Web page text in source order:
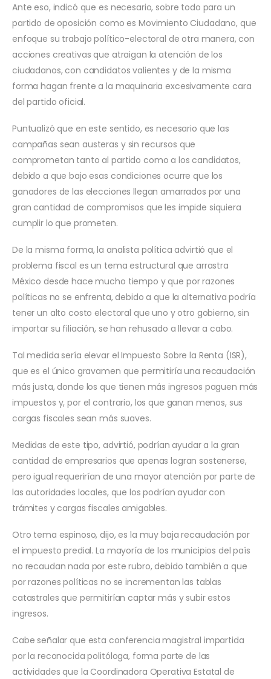
Ante eso, indicó que es necesario, sobre todo para un
partido de oposición como es Movimiento Ciudadano, que
enfoque su trabajo político-electoral de otra manera, con
acciones creativas que atraigan la atención de los
ciudadanos, con candidatos valientes y de la misma
forma hagan frente a la maquinaria excesivamente cara
del partido oficial.
Puntualizó que en este sentido, es necesario que las
campañas sean austeras y sin recursos que
comprometan tanto al partido como a los candidatos,
debido a que bajo esas condiciones ocurre que los
ganadores de las elecciones llegan amarrados por una
gran cantidad de compromisos que les impide siquiera
cumplir lo que prometen.
De la misma forma, la analista política advirtió que el
problema fiscal es un tema estructural que arrastra
México desde hace mucho tiempo y que por razones
políticas no se enfrenta, debido a que la alternativa podría
tener un alto costo electoral que uno y otro gobierno, sin
importar su filiación, se han rehusado a llevar a cabo.
Tal medida sería elevar el Impuesto Sobre la Renta (ISR),
que es el único gravamen que permitiría una recaudación
más justa, donde los que tienen más ingresos paguen más
impuestos y, por el contrario, los que ganan menos, sus
cargas fiscales sean más suaves.
Medidas de este tipo, advirtió, podrían ayudar a la gran
cantidad de empresarios que apenas logran sostenerse,
pero igual requerirían de una mayor atención por parte de
las autoridades locales, que los podrían ayudar con
trámites y cargas fiscales amigables.
Otro tema espinoso, dijo, es la muy baja recaudación por
el impuesto predial. La mayoría de los municipios del país
no recaudan nada por este rubro, debido también a que
por razones políticas no se incrementan las tablas
catastrales que permitirían captar más y subir estos
ingresos.
Cabe señalar que esta conferencia magistral impartida
por la reconocida politóloga, forma parte de las
actividades que la Coordinadora Operativa Estatal de